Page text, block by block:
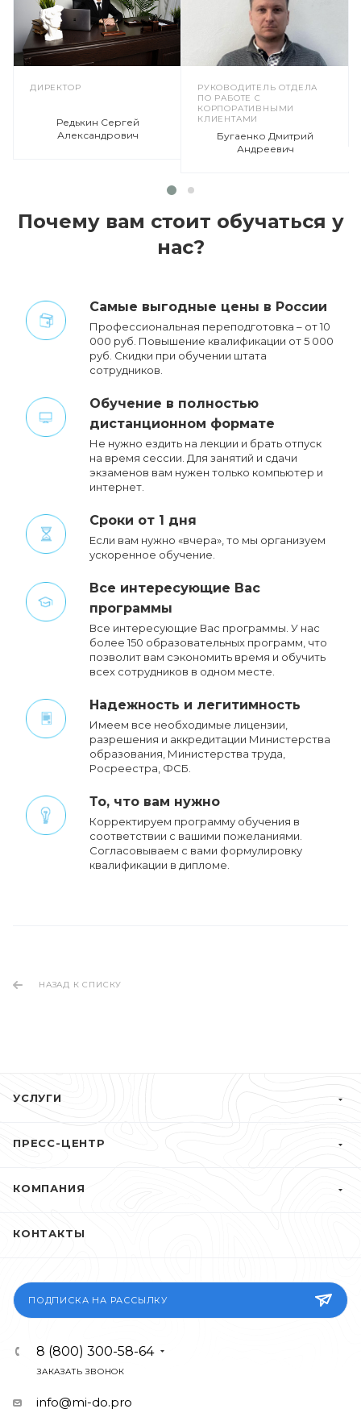
ДИРЕКТОР
Редькин Сергей
Александрович
РУКОВОДИТЕЛЬ ОТДЕЛА
ПО РАБОТЕ С
КОРПОРАТИВНЫМИ
КЛИЕНТАМИ
Бугаенко Дмитрий
Андреевич
Почему вам стоит обучаться у
нас?
Cамые выгодные цены в России
Профессиональная переподготовка – от 10
000 руб. Повышение квалификации от 5 000
руб. Cкидки при обучении штата
сотрудников.
Обучение в полностью
дистанционном формате
Не нужно ездить на лекции и брать отпуск
на время сессии. Для занятий и сдачи
экзаменов вам нужен только компьютер и
интернет.
Сроки от 1 дня
Если вам нужно «вчера», то мы организуем
ускоренное обучение.
Все интересующие Вас
программы
Все интересующие Вас программы. У нас
более 150 образовательных программ, что
позволит вам сэкономить время и обучить
всех сотрудников в одном месте.
Надежность и легитимность
Имеем все необходимые лицензии,
разрешения и аккредитации Министерства
образования, Министерства труда,
Росреестра, ФСБ.
То, что вам нужно
Корректируем программу обучения в
соответствии с вашими пожеланиями.
Cогласовываем с вами формулировку
квалификации в дипломе.
НАЗАД К СПИСКУ
УСЛУГИ
ПРЕСС-ЦЕНТР
КОМПАНИЯ
КОНТАКТЫ
ПОДПИСКА НА РАССЫЛКУ
8 (800) 300-58-64
ЗАКАЗАТЬ ЗВОНОК
info@mi-do.pro